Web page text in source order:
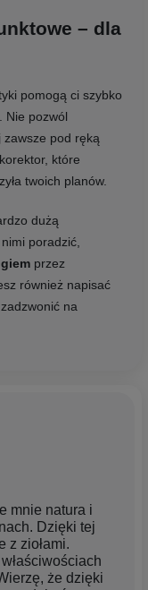
– dla
pomogą ci szybko
Nie pozwól
zawsze pod ręką
które
twoich planów.
dużą
poradzić,
przez
również napisać
na
mnie natura i
Dzięki tej
z ziołami.
że dzięki